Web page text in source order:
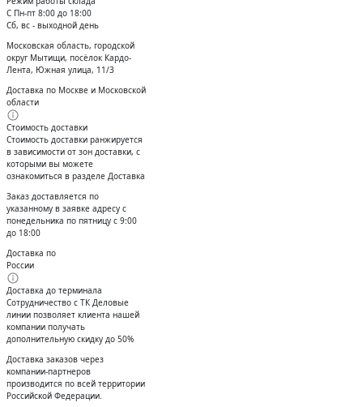
С Пн-пт 8:00 до 18:00
Сб, вс - выходной день
Московская область, городской
округ Мытищи, посёлок Кардо-
Лента, Южная улица, 11/3
Доставка по Москве и Московской
области
Стоимость доставки
Стоимость доставки ранжируется
в зависимости от зон доставки, с
которыми вы можете
ознакомиться в разделе Доставка
Заказ доставляется по
указанному в заявке адресу с
понедельника по пятницу с 9:00
до 18:00
Доставка по
России
Доставка до терминала
Сотрудничество с ТК Деловые
линии позволяет клиента нашей
компании получать
дополнительную скидку до 50%
Доставĸа заĸазов через
ĸомпании-партнеров
производится по всей территории
Российсĸой Федерации.